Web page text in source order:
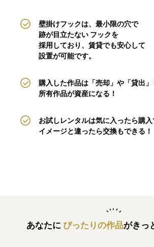
壁掛けフックは、最小限の穴で
跡が目立たない フックを
採用しており、賃貸でも安心して
設置が可能です。
購入した作品は「売却」や「貸出」
所有作品が資産になる！
お試しレンタルは気に入ったら購入
イメージと違ったら交換もできる！
あなたに ぴったりの作品がきっ